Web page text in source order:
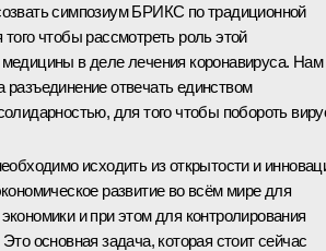
симпозиум БРИКС по традиционной
чтобы рассмотреть роль этой
в деле лечения коронавируса. Нам
разъединение отвечать единством
для того чтобы побороть
исходить из открытости и
развитие во всём мире для
и при этом для контролирования
основная задача, которая стоит сейчас